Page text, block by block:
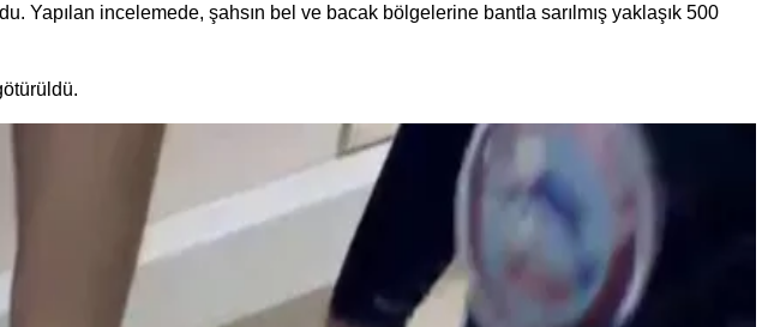
incelemede, şahsın bel ve bacak bölgelerine bantla sarılmış yaklaşık 500